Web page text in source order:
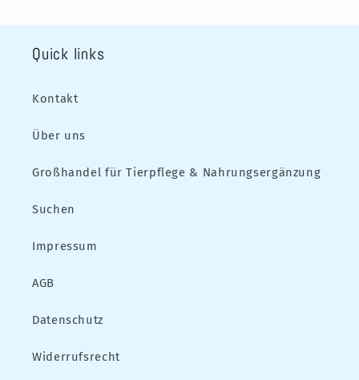
Quick links
Kontakt
Über uns
Großhandel für Tierpflege & Nahrungsergänzung
Suchen
Impressum
AGB
Datenschutz
Widerrufsrecht